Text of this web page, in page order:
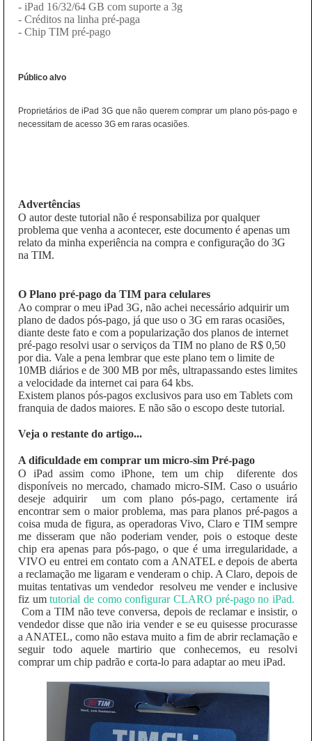
- iPad 16/32/64 GB com suporte a 3g
- Créditos na linha pré-paga
- Chip TIM pré-pago
Público alvo
Proprietários de iPad 3G que não querem comprar um plano pós-pago e
necessitam de acesso 3G em raras ocasiões.
Advertências
O autor deste tutorial não é responsabiliza por qualquer
problema que venha a acontecer, este documento é apenas um
relato da minha experiência na compra e configuração do 3G
na TIM.
O Plano pré-pago da TIM para celulares
Ao comprar o meu iPad 3G, não achei necessário adquirir um
plano de dados pós-pago, já que uso o 3G em raras ocasiões,
diante deste fato e com a popularização dos planos de internet
pré-pago resolvi usar o serviços da TIM no plano de R$ 0,50
por dia. Vale a pena lembrar que este plano tem o limite de
10MB diários e de 300 MB por mês, ultrapassando estes limites
a velocidade da internet cai para 64 kbs.
Existem planos pós-pagos exclusivos para uso em Tablets com
franquia de dados maiores. E não são o escopo deste tutorial.
Veja o restante do artigo...
A dificuldade em comprar um micro-sim Pré-pago
O iPad assim como iPhone, tem um chip diferente dos
disponíveis no mercado, chamado micro-SIM. Caso o usuário
deseje adquirir um com plano pós-pago, certamente irá
encontrar sem o maior problema, mas para planos pré-pagos a
coisa muda de figura, as operadoras Vivo, Claro e TIM sempre
me disseram que não poderiam vender, pois o estoque deste
chip era apenas para pós-pago, o que é uma irregularidade, a
VIVO eu entrei em contato com a ANATEL e depois de aberta
a reclamação me ligaram e venderam o chip. A Claro, depois de
muitas tentativas um vendedor resolveu me vender e inclusive
fiz umtutorial de como configurar CLARO pré-pago no iPad.
Com a TIM não teve conversa, depois de reclamar e insistir, o
vendedor disse que não iria vender e se eu quisesse procurasse
a ANATEL, como não estava muito a fim de abrir reclamação e
seguir todo aquele martirio que conhecemos, eu resolvi
comprar um chip padrão e corta-lo para adaptar ao meu iPad.